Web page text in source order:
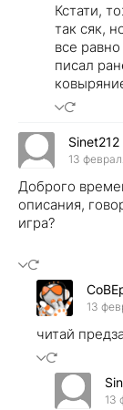
Кстати,
так сяк,
все
писал
Sinet212
13
Доброго
описания,
игра?
13
читай
13